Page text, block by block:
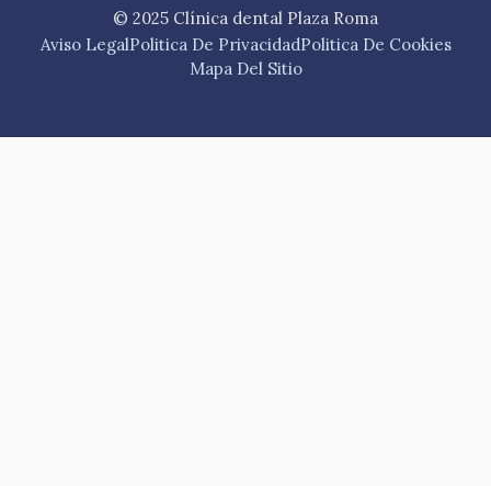
© 2025 Clínica dental Plaza Roma
Aviso LegalPolitica De PrivacidadPolitica De Cookies
Mapa Del Sitio